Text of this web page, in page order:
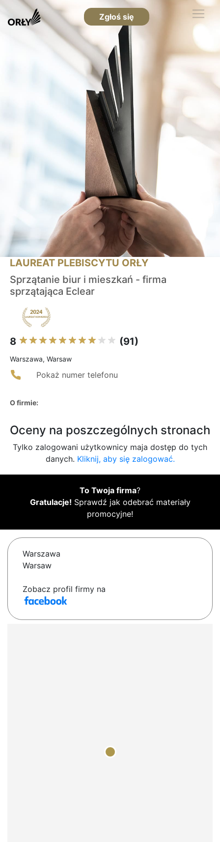
Zgłoś się
LAUREAT PLEBISCYTU ORŁY
Sprzątanie biur i mieszkań - firma
sprzątająca Eclear
8 (91)
Warszawa, Warsaw
Pokaż numer telefonu
O firmie:
Oceny na poszczególnych stronach
Tylko zalogowani użytkownicy maja dostęp do tych
danych. Kliknij, aby się zalogować.
To Twoja firma?
Gratulacje! Sprawdź jak odebrać materiały
promocyjne!
Warszawa
Warsaw
Zobacz profil firmy na